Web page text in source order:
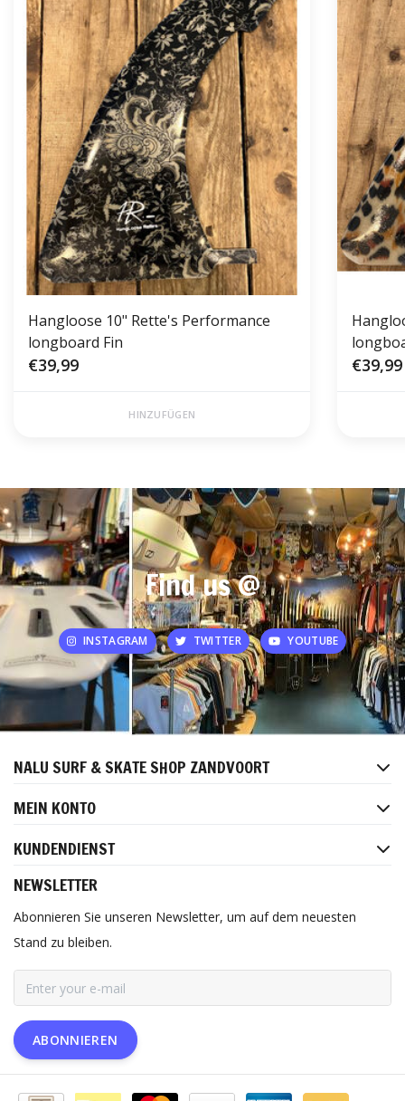
Hangloose 10" Rette's Performance
longboard Fin
€39,99
HINZUFÜGEN
€39,99
Find us @
INSTAGRAM TWITTER YOUTUBE
NALU SURF & SKATE SHOP ZANDVOORT
MEIN KONTO
KUNDENDIENST
NEWSLETTER
Abonnieren Sie unseren Newsletter, um auf dem neuesten
Stand zu bleiben.
ABONNIEREN